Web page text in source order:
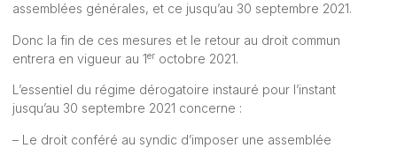
assemblées générales, et ce jusqu’au 30 septembre 2021.
Donc la fin de ces mesures et le retour au droit commun
entrera en vigueur au 1er octobre 2021.
L’essentiel du régime dérogatoire instauré pour l’instant
jusqu’au 30 septembre 2021 concerne :
– Le droit conféré au syndic d’imposer une assemblée